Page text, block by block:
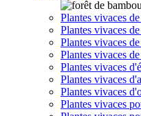
Plantes vivaces
Plantes vivaces
Plantes vivaces
Plantes vivaces
Plantes vivaces
Plantes vivaces
Plantes vivaces
Plantes vivaces